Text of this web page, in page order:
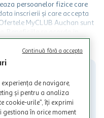
persoanelor fizice care
inscrierii și care accepta
MyCLUB Auchan sunt
data in perioada promotiei.
cu magazinele Auchan
indicate de Auchan si
Cardului in perioada in
in care sunt efectuate
de utilizarea al Cardului.
de navigare,
și pentru a analiza
cookie-urile”, îți exprimi
în orice moment
Continuă fără a accepta